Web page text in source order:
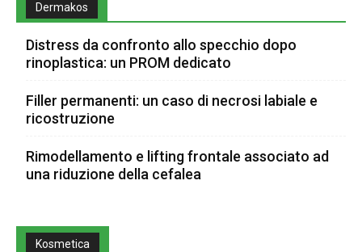
Dermakos
Distress da confronto allo specchio dopo
rinoplastica: un PROM dedicato
Filler permanenti: un caso di necrosi labiale e
ricostruzione
Rimodellamento e lifting frontale associato ad
una riduzione della cefalea
Kosmetica